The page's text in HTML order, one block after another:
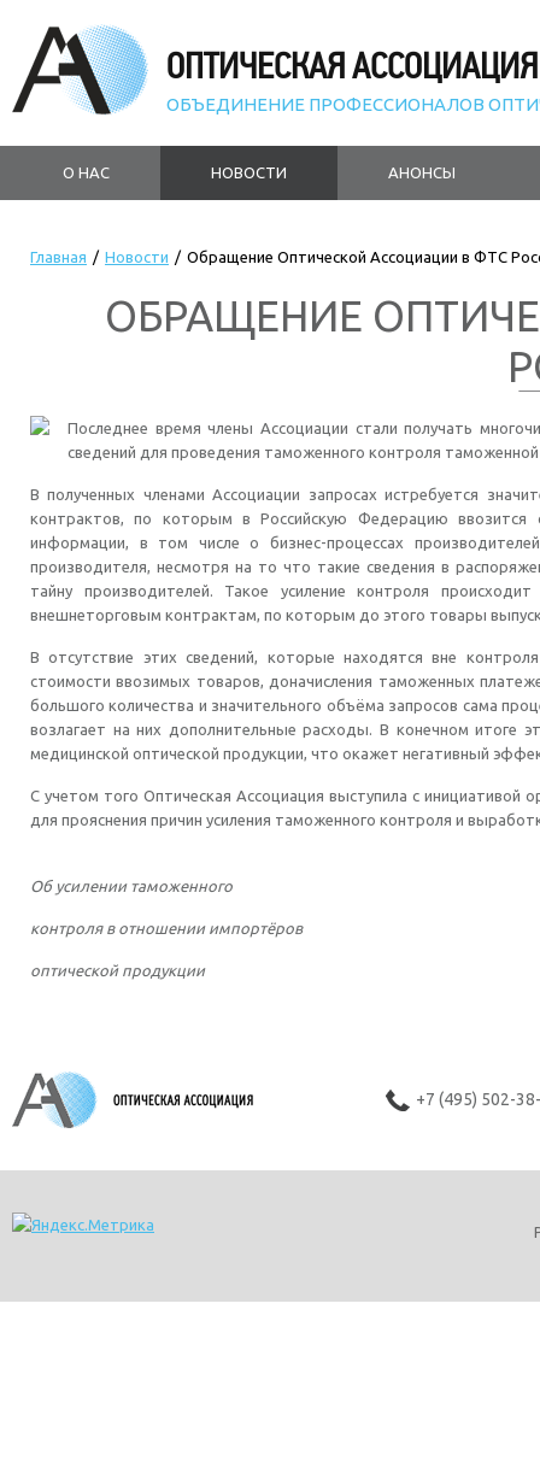
ОПТИЧЕСКАЯ АССОЦИАЦИЯ
ОБЪЕДИНЕНИЕ ПРОФЕССИОНАЛОВ
О НАС НОВОСТИ АНОНСЫ
Главная / Новости / Обращение Оптической Ассоциации в ФТС
ОБРАЩЕНИЕ
Последнее время члены Ассоциации стали получать
сведений для проведения таможенного контроля
В полученных членами Ассоциации запросах истребуется
контрактов, по которым в Российскую Федерацию
информации, в том числе о бизнес-процессах
производителя, несмотря на то что такие сведения в
тайну производителей. Такое усиление контроля
внешнеторговым контрактам, по которым до этого товары
В отсутствие этих сведений, которые находятся вне
стоимости ввозимых товаров, доначисления таможенных
большого количества и значительного объёма запросов сама
возлагает на них дополнительные расходы. В конечном итоге
медицинской оптической продукции, что окажет негативный
С учетом того Оптическая Ассоциация выступила с инициативой
для прояснения причин усиления таможенного контроля и
Об усилении таможенного
контроля в отношении импортёров
оптической продукции
+7 (495) 502-